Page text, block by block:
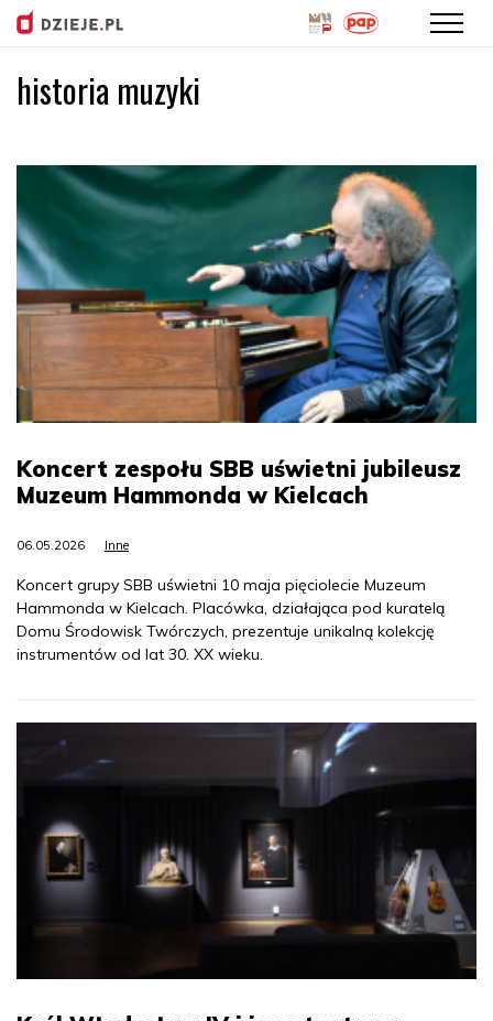
historia muzyki
Koncert zespołu SBB uświetni jubileusz
Muzeum Hammonda w Kielcach
06.05.2026 Inne
Koncert grupy SBB uświetni 10 maja pięciolecie Muzeum
Hammonda w Kielcach. Placówka, działająca pod kuratelą
Domu Środowisk Twórczych, prezentuje unikalną kolekcję
instrumentów od lat 30. XX wieku.